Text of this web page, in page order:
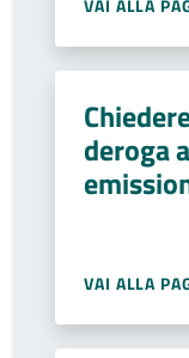
VAI ALLA
deroga
VAI ALLA